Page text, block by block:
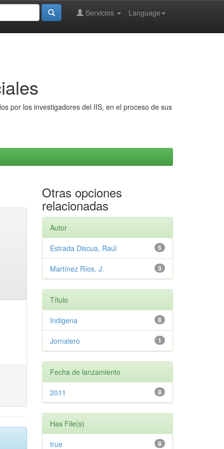
Language
Servicios
por los investigadores del IIS, en el proceso de sus
Otras opciones
relacionadas
Autor
5
Estrada Discua, Raúl
3
Martínez Ríos, J.
Título
8
Indigena
1
Jornalero
Fecha de lanzamiento
8
2011
Has File(s)
8
true